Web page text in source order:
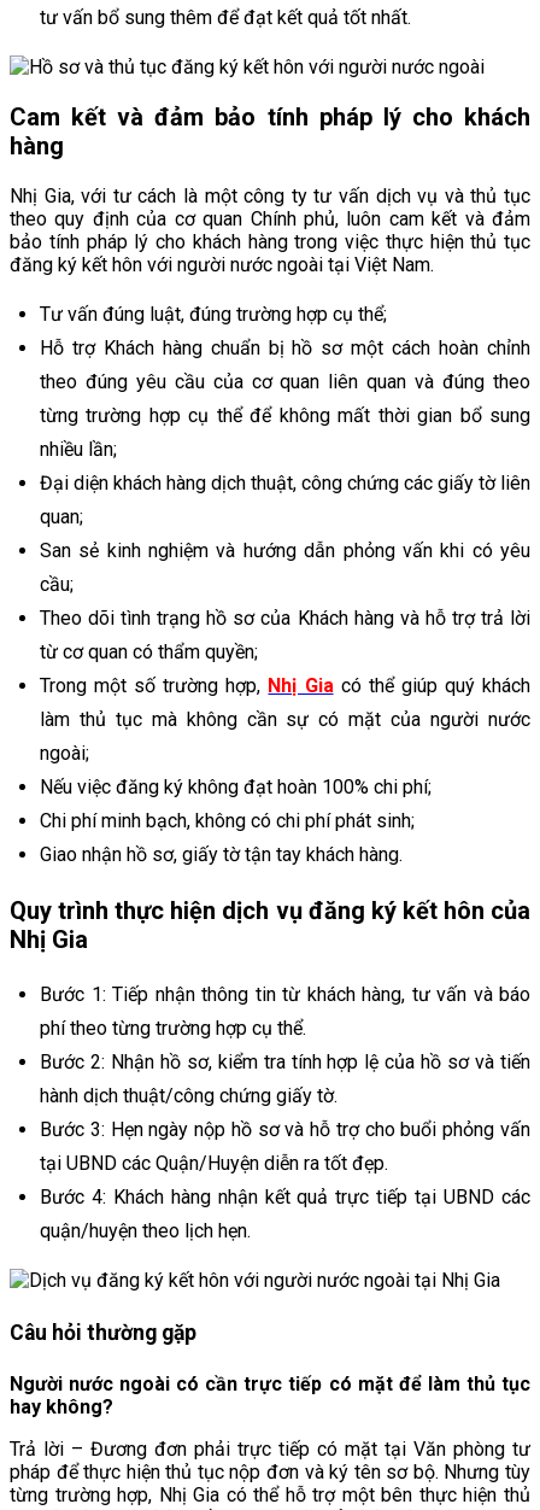
tư vấn bổ sung thêm để đạt kết quả tốt nhất.
Cam kết và đảm bảo tính pháp lý cho khách
hàng
Nhị Gia, với tư cách là một công ty tư vấn dịch vụ và thủ tục
theo quy định của cơ quan Chính phủ, luôn cam kết và đảm
bảo tính pháp lý cho khách hàng trong việc thực hiện thủ tục
đăng ký kết hôn với người nước ngoài tại Việt Nam.
Tư vấn đúng luật, đúng trường hợp cụ thể;
Hỗ trợ Khách hàng chuẩn bị hồ sơ một cách hoàn chỉnh
theo đúng yêu cầu của cơ quan liên quan và đúng theo
từng trường hợp cụ thể để không mất thời gian bổ sung
nhiều lần;
Đại diện khách hàng dịch thuật, công chứng các giấy tờ liên
quan;
San sẻ kinh nghiệm và hướng dẫn phỏng vấn khi có yêu
cầu;
Theo dõi tình trạng hồ sơ của Khách hàng và hỗ trợ trả lời
từ cơ quan có thẩm quyền;
Trong một số trường hợp, Nhị Gia có thể giúp quý khách
làm thủ tục mà không cần sự có mặt của người nước
ngoài;
Nếu việc đăng ký không đạt hoàn 100% chi phí;
Chi phí minh bạch, không có chi phí phát sinh;
Giao nhận hồ sơ, giấy tờ tận tay khách hàng.
Quy trình thực hiện dịch vụ đăng ký kết hôn của
Nhị Gia
Bước 1: Tiếp nhận thông tin từ khách hàng, tư vấn và báo
phí theo từng trường hợp cụ thể.
Bước 2: Nhận hồ sơ, kiểm tra tính hợp lệ của hồ sơ và tiến
hành dịch thuật/công chứng giấy tờ.
Bước 3: Hẹn ngày nộp hồ sơ và hỗ trợ cho buổi phỏng vấn
tại UBND các Quận/Huyện diễn ra tốt đẹp.
Bước 4: Khách hàng nhận kết quả trực tiếp tại UBND các
quận/huyện theo lịch hẹn.
Câu hỏi thường gặp
Người nước ngoài có cần trực tiếp có mặt để làm thủ tục
hay không?
Trả lời – Đương đơn phải trực tiếp có mặt tại Văn phòng tư
pháp để thực hiện thủ tục nộp đơn và ký tên sơ bộ. Nhưng tùy
từng trường hợp, Nhị Gia có thể hỗ trợ một bên thực hiện thủ